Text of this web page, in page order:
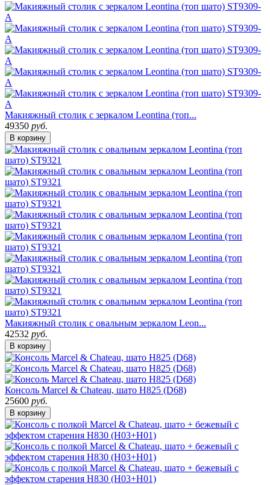
Макияжный столик с зеркалом Leontina (топ...
49350 руб.
В корзину
Макияжный столик с овальным зеркалом Leon...
42532 руб.
В корзину
Консоль Marcel & Chateau, шато H825 (D68)
25600 руб.
В корзину